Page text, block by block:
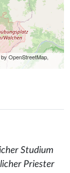
OpenStreetMap,
Studium
Priester